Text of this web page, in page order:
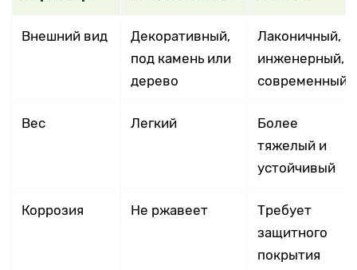
Внешний вид
Декоративный,
под камень или
дерево
Лаконичный,
инженерный,
современный
Вес Легкий
Более
тяжелый и
устойчивый
Коррозия Не ржавеет
Требует
защитного
покрытия